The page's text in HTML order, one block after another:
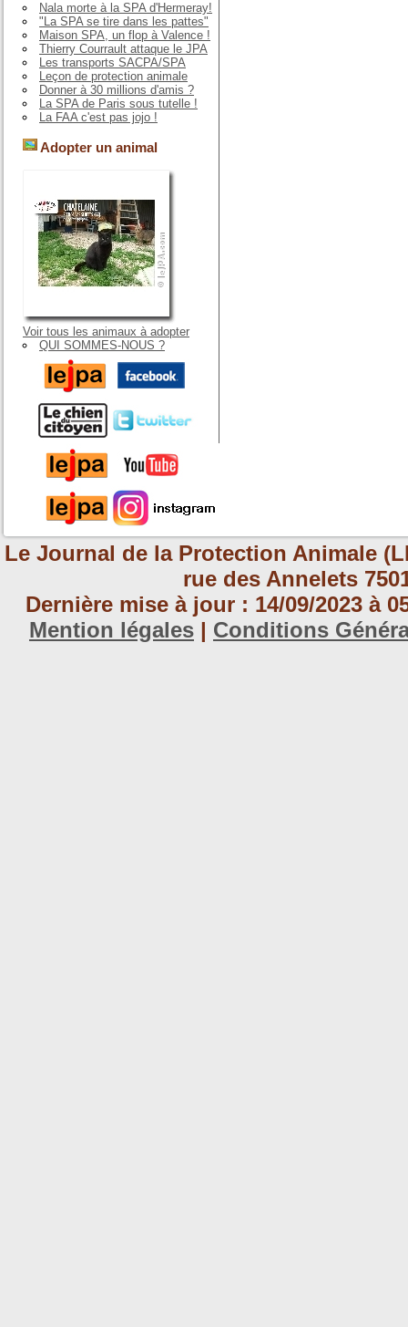
Nala morte à la SPA d'Hermeray!
"La SPA se tire dans les pattes"
Maison SPA, un flop à Valence !
Thierry Courrault attaque le JPA
Les transports SACPA/SPA
Leçon de protection animale
Donner à 30 millions d'amis ?
La SPA de Paris sous tutelle !
La FAA c'est pas jojo !
Adopter un animal
Voir tous les animaux à adopter
QUI SOMMES-NOUS ?
Le Journal de la Protection Animale
rue des Annelets
Dernière mise à jour : 14/09/2023 à
Mention légales | Conditions